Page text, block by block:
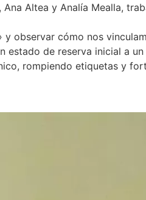
Altea y Analía Mealla,
observar cómo nos
estado de reserva inicial a
rompiendo etiquetas y